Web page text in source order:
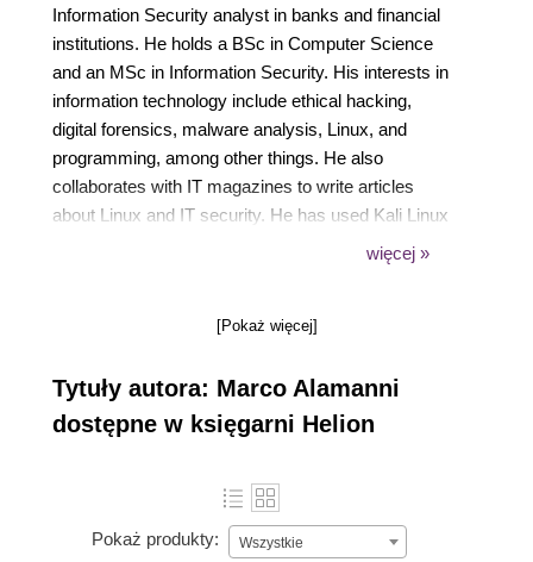
Information Security analyst in banks and financial
institutions. He holds a BSc in Computer Science
and an MSc in Information Security. His interests in
information technology include ethical hacking,
digital forensics, malware analysis, Linux, and
programming, among other things. He also
collaborates with IT magazines to write articles
about Linux and IT security. He has used Kali Linux
on various occasions to conduct incident response
the author of Kali Linux Wireless Penetration Testing
like to thank Packt Publishing for having offered me
this exciting project and all the people I have worked
with during its realization for their guide and support.
particular to my wife Candice and my sons, Niccol
and Fabio Antonio, for their love and
encouragement. This course is dedicated to the
więcej »
[Pokaż więcej]
Tytuły autora: Marco Alamanni
dostępne w księgarni Helion
Pokaż produkty: Wszystkie